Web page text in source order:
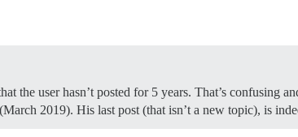
the user hasn’t posted for 5 years. That’s confusing
2019). His last post (that isn’t a new topic), is